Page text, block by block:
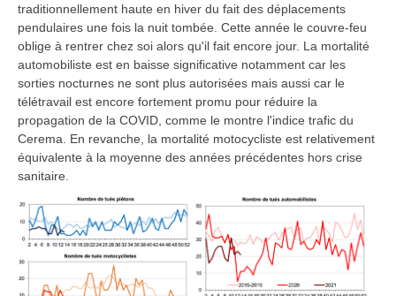
traditionnellement haute en hiver du fait des déplacements
pendulaires une fois la nuit tombée. Cette année le couvre-feu
oblige à rentrer chez soi alors qu'il fait encore jour. La mortalité
automobiliste est en baisse significative notamment car les
sorties nocturnes ne sont plus autorisées mais aussi car le
télétravail est encore fortement promu pour réduire la
propagation de la COVID, comme le montre l'indice trafic du
Cerema. En revanche, la mortalité motocycliste est relativement
équivalente à la moyenne des années précédentes hors crise
sanitaire.